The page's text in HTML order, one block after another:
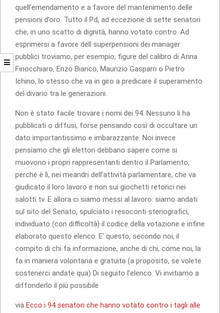
quell’emendamento e a favore del mantenimento delle
pensioni d’oro. Tutto il Pd, ad eccezione di sette senatori
che, in uno scatto di dignità, hanno votato contro. Ad
esprimersi a favore dell superpensioni dei manager
pubblici troviamo, per esempio, figure del calibro di Anna
Finocchiaro, Enzo Bianco, Maurizio Gasparri o Pietro
Ichino, lo stesso che va in giro a predicare il superamento
del divario tra le generazioni.
Non è stato facile trovare i nomi dei 94. Nessuno li ha
pubblicati o diffusi, forse pensando così di occultare un
dato importantissimo e imbarazzante. Noi invece
pensiamo che gli elettori debbano sapere come si
muovono i propri rappresentanti dentro il Parlamento,
perché è lì, nei meandri dell’attività parlamentare, che va
giudicato il loro lavoro e non sui giochetti retorici nei
salotti tv. E allora ci siamo messi al lavoro: siamo andati
sul sito del Senato, spulciato i resoconti stenografici,
individuato (con difficoltà) il codice della votazione e infine
elaborato questo elenco. E’ questo, secondo noi, il
compito di chi fa informazione, anche di chi, come noi, la
fa in maniera volontaria e gratuita (a proposito, se volete
sostenerci andate qua) Di seguito l’elenco. Vi invitiamo a
diffonderlo il più possibile
via Ecco i 94 senatori che hanno votato contro i tagli alle